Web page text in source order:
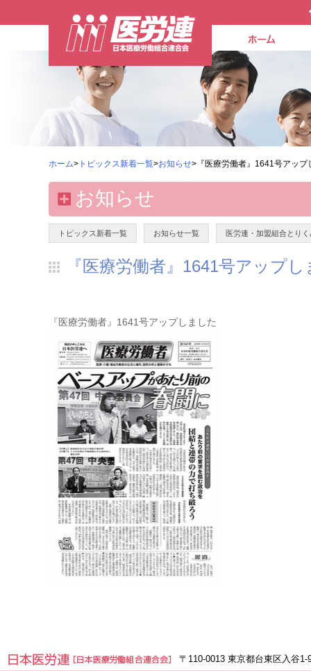
ホーム> トピックス新着一覧>お知らせ>『医療労働者』1641号アップ
お知らせ
トピックス新着一覧 お知らせ一覧 医労連・加盟組合とり
『医療労働者』1641号アップ
『医療労働者』1641号アップしました
〒110-0013 東京都台東区入谷